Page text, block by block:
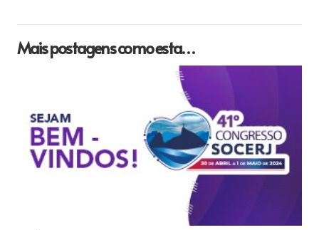
Mais postagens como esta…